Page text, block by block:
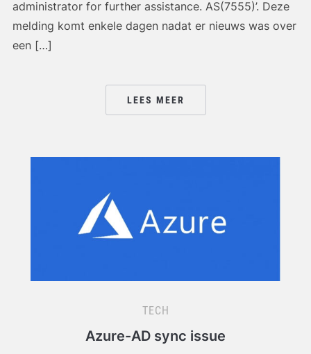
administrator for further assistance. AS(7555)’. Deze
melding komt enkele dagen nadat er nieuws was over
een […]
LEES MEER
TECH
Azure-AD sync issue